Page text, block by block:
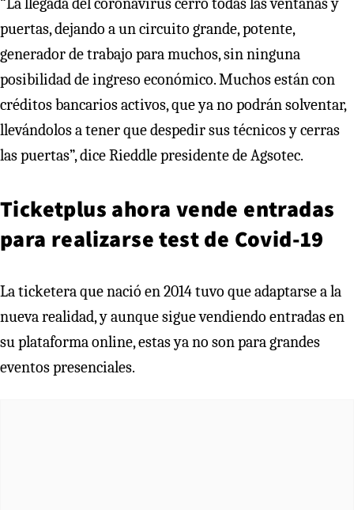
puertas, dejando a un circuito grande, potente,
generador de trabajo para muchos, sin ninguna
posibilidad de ingreso económico. Muchos están con
créditos bancarios activos, que ya no podrán solventar,
llevándolos a tener que despedir sus técnicos y cerras
las puertas”, dice Rieddle presidente de Agsotec.
Ticketplus ahora vende entradas
para realizarse test de Covid-19
La ticketera que nació en 2014 tuvo que adaptarse a la
nueva realidad, y aunque sigue vendiendo entradas en
su plataforma online, estas ya no son para grandes
eventos presenciales.